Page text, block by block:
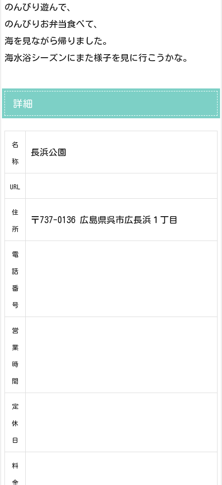
のんびり遊んで、
のんびりお弁当食べて、
海を見ながら帰りました。
海水浴シーズンにまた様子を見に行こうかな。
詳細
名
称
長浜公園
URL
住
所
〒737-0136 広島県呉市広長浜１丁目
電
話
番
号
営
業
時
間
定
休
日
料
金